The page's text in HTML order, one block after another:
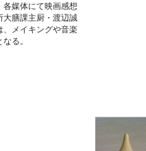
媒体にて映画感想
大膳課主厨・渡辺誠
メイキングや音楽
る。
北から暮しの工